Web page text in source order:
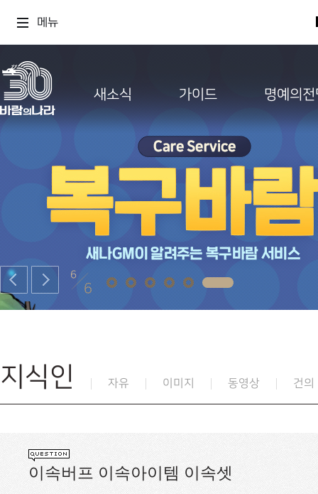
메뉴
새소식 가이드 명예의전
6
6
지식인 자유 이미지 동영상 건의
이속버프 이속아이템 이속셋